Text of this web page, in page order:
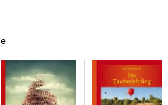
von zwei grundlegenden Fragen
kennzeichnend für eine "neue"
sein muss als eine Variante des
(2) Woher wissen wir, dass die
der neuen Generation wirklich